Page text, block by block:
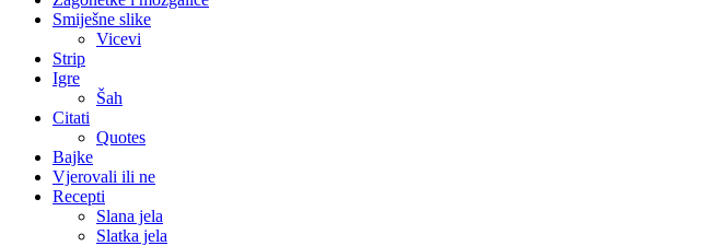
Smiješne slike
Vicevi
Strip
Igre
Šah
Citati
Quotes
Bajke
Vjerovali ili ne
Recepti
Slana jela
Slatka jela